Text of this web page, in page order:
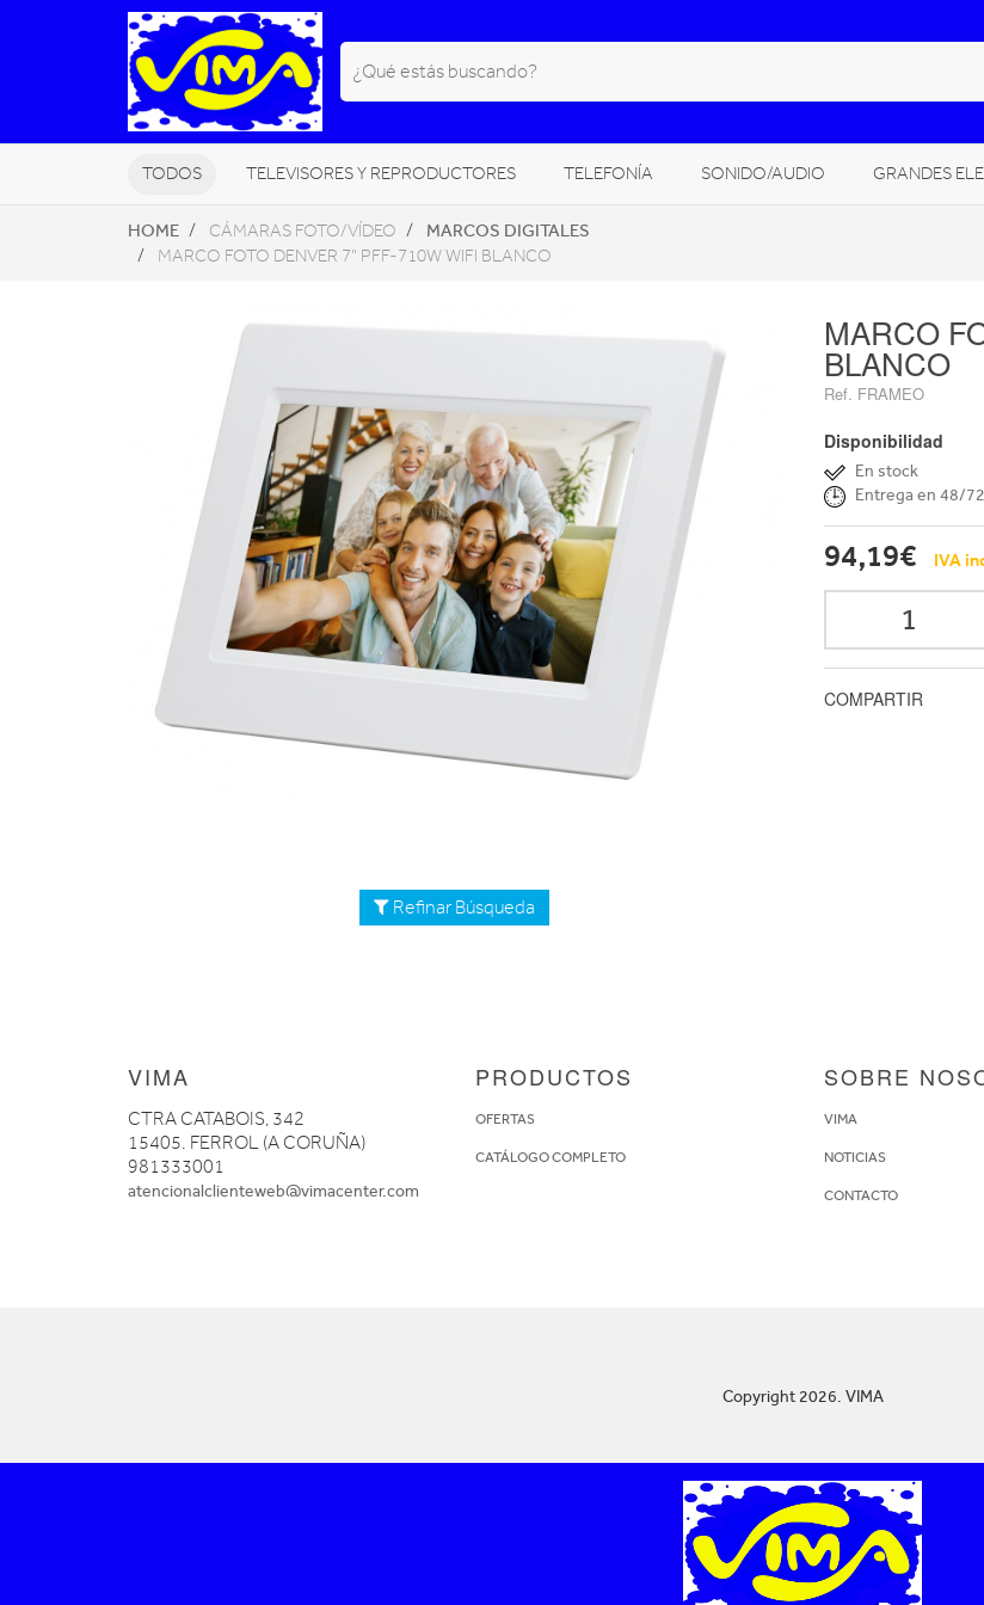
TODOS TELEVISORES Y REPRODUCTORES TELEFONÍA SONIDO/AUDIO GRANDES
PEQUEÑOS ELECTRODOMÉSTICOS CLIMATIZACIÓN, CALEFACCIÓN
HOME CÁMARAS FOTO/VÍDEO MARCOS DIGITALES
MARCO FOTO DENVER 7" PFF-710W WIFI BLANCO
Refinar Búsqueda
MARCO
BLANCO
Ref. FRAMEO
Disponibilidad
En stock
Entrega en 48/
94,19€ IVA
COMPARTIR
VIMA
CTRA CATABOIS, 342
15405. FERROL (A CORUÑA)
981333001
atencionalclienteweb@vimacenter.com
PRODUCTOS
OFERTAS
CATÁLOGO COMPLETO
SOBRE
VIMA
NOTICIAS
CONTACTO
Copyright 2026. VIMA